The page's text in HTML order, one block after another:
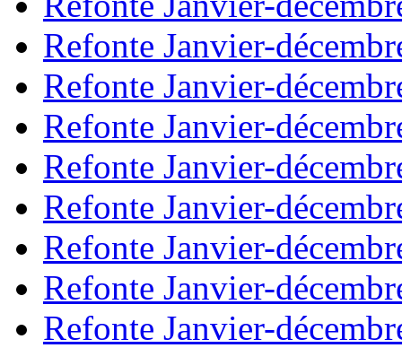
Refonte Janvier-
Refonte Janvier-
Refonte Janvier-
Refonte Janvier-
Refonte Janvier-
Refonte Janvier-
Refonte Janvier-
Refonte Janvier-